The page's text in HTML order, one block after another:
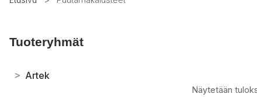
Tuoteryhmät
> Artek
Näytetään